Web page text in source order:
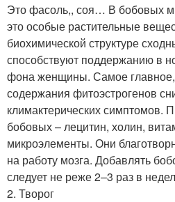
Это фасоль,, соя… В бобовых
это особые растительные
биохимической структуре
способствуют поддержанию в
фона женщины. Самое главное,
содержания фитоэстрогенов
климактерических симптомов.
бобовых – лецитин, холин,
микроэлементы. Они
на работу мозга. Добавлять
следует не реже 2–3 раз в
2. Творог